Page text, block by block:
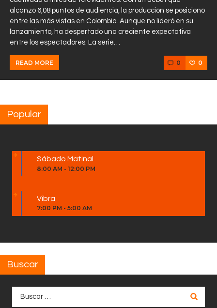
alcanzó 6,08 puntos de audiencia, la producción se posicionó
entre las más vistas en Colombia. Aunque no lideró en su
lanzamiento, ha despertado una creciente expectativa
entre los espectadores. La serie…
READ MORE 0 0
Popular
Sábado Matinal
8:00 AM - 12:00 PM
Vibra
7:00 PM - 5:00 AM
Buscar